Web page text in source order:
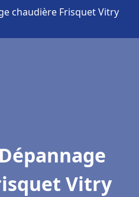
chaudière Frisquet Vitry
Vitry